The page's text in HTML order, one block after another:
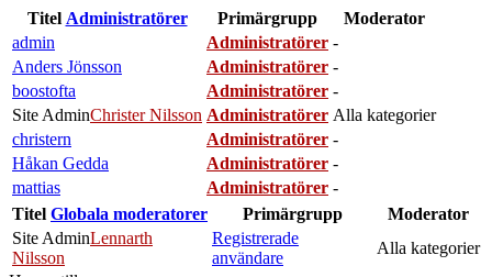
Titel Administratörer Primärgrupp
Moderator
admin
Administratörer -
Anders Jönsson
Administratörer -
boostofta
Administratörer -
Site AdminChrister Nilsson Administratörer Alla kategorier
christern
Administratörer -
Håkan Gedda
Administratörer -
mattias
Administratörer -
Titel Globala moderatorer Primärgrupp
Moderator
Site AdminLennarth
Nilsson
Registrerade
användare
Alla kategorier